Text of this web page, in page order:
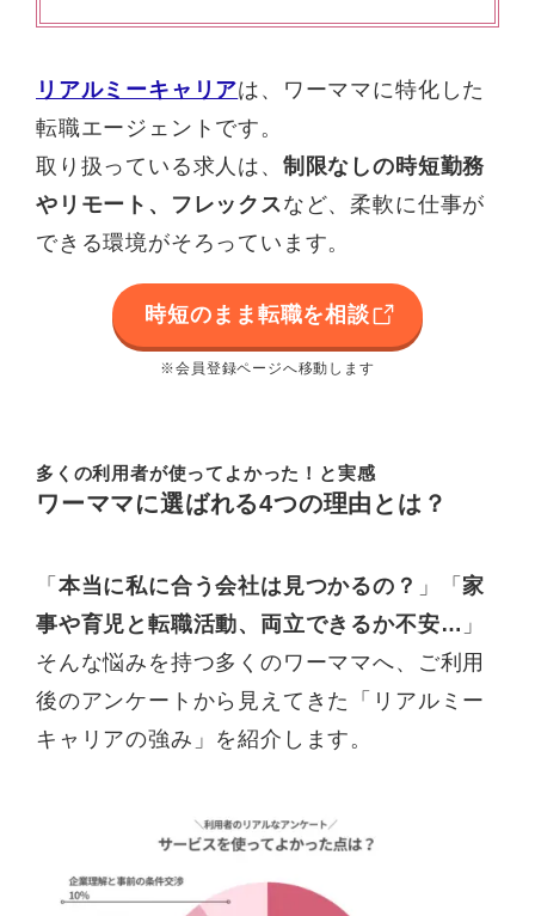
リアルミーキャリアは、ワーママに特化した
転職エージェントです。
取り扱っている求人は、 制限なしの時短勤務
やリモート、フレックスなど、柔軟に仕事が
できる環境がそろっています。
時短のまま転職を相談
※会員登録ページへ移動します
多くの利用者が使ってよかった！と実感
ワーママに選ばれる4つの理由 とは？
「 本当に私に合う会社は見つかるの？ 」「家
事や育児と転職活動、両立できるか不安… 」
そんな悩みを持つ多くのワーママへ、ご利用
後のアンケートから見えてきた「リアルミー
キャリアの強み」を紹介します。